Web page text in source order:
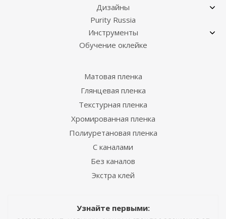
Дизайны
Purity Russia
Инструменты
Обучение оклейке
Матовая пленка
Глянцевая пленка
Текстурная пленка
Хромированная пленка
Полиуретановая пленка
С каналами
Без каналов
Экстра клей
Узнайте первыми: